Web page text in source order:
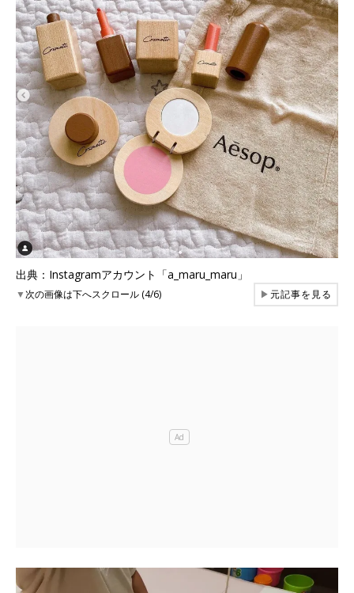
出典：Instagramアカウント「a_maru_maru」
▼次の画像は下へスクロール (4/6) ▶元記事を見る